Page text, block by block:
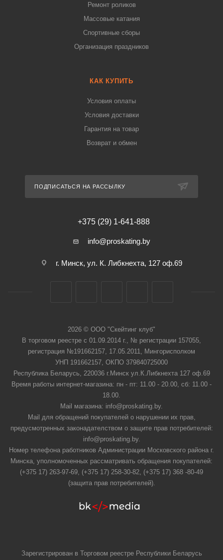
Ремонт роликов
Массовые катания
Спортивные сборы
Организация праздников
КАК КУПИТЬ
Условия оплаты
Условия доставки
Гарантия на товар
Возврат и обмен
ПОДПИСАТЬСЯ НА РАССЫЛКУ
+375 (29) 1-641-888
info@proskating.by
г. Минск, ул. К. Либкнехта, 127 оф.69
2026 © ООО "Скейтинг клуб"
В торговом реестре с 01.09.2014 г., № регистрации 157055,
регистрация №191662157, 17.05.2011, Мингорисполком
УНП 191662157, ОКПО 379840725000
Республика Беларусь, 220036 г.Минск ул.К.Либкнехта 127 оф.69
Время работы интернет-магазина: пн - пт: 11.00 - 20.00, сб: 11.00 -
18.00.
Mail магазина: info@proskating.by.
Mail для обращений покупателей о нарушении их прав,
предусмотренных законадателством о защите прав потребителей:
info@proskating.by.
Номер телефона работников Администрации Московского района г.
Минска, уполномоченных рассматривать обращения покупателей:
(+375 17) 263-97-69, (+375 17) 258-30-82, (+375 17) 368 -80-49
(защита прав потребителей).
Зарегистрирован в Торговом реестре Республики Беларусь